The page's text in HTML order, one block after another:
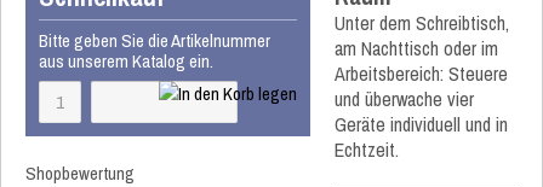
Bitte geben Sie die Artikelnummer
aus unserem Katalog ein.
Shopbewertung
Unter dem Schreibtisch,
am Nachttisch oder im
Arbeitsbereich: Steuere
und überwache vier
Geräte individuell und in
Echtzeit.